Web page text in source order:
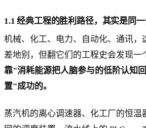
1.1 经典工程的胜利路径，其实是同
机械、化工、电力、自动化、通讯，
差地别，但翻它们的工程史会发现一
靠"消耗能源把人脑参与的低阶认知
置"成功的。
蒸汽机的离心调速器、化工厂的恒温